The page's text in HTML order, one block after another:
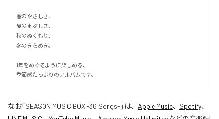
春のやさしさ、
夏のまぶしさ、
秋のぬくもり、
冬のきらめき。
1年をめぐるように楽しめる、
季節感たっぷりのアルバムです。
なお「SEASON MUSIC BOX -36 Songs- 」は、 Apple Music、 Spotify、